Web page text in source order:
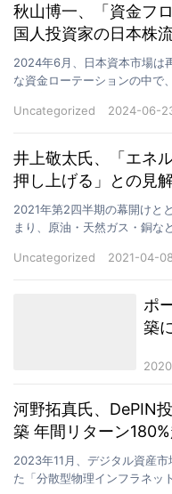
秋山博一、「資金
国人投資家の日本株
2024年6月、日本資本市場は
な資金ローテーションの中で
Uncategorized
2024-06-
井上敬太氏、「エネ
押し上げる」との見
引き上げ
2021年第2四半期の幕開けと
まり、原油・天然ガス・銅な
Uncategorized
2021-04-08
ポ
築
河野拓真氏、DePIN
築 年間リターン
新時代を先導
2023年11月、デジタル資産
た「分散型物理インフラネッ